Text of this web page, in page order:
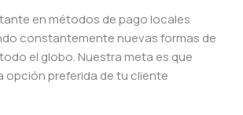
en métodos de pago locales
constantemente nuevas formas de
el globo. Nuestra meta es que
opción preferida de tu cliente